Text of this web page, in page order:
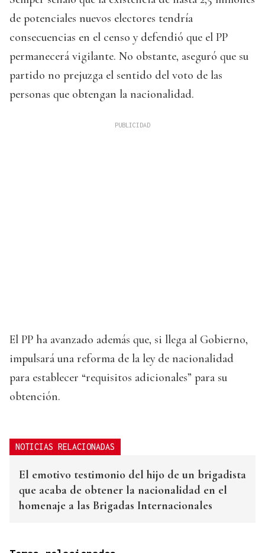
de potenciales nuevos electores tendría
consecuencias en el censo y defendió que el PP
permanecerá vigilante. No obstante, aseguró que su
partido no prejuzga el sentido del voto de las
personas que obtengan la nacionalidad.
El PP ha avanzado además que, si llega al Gobierno,
impulsará una reforma de la ley de nacionalidad
para establecer “requisitos adicionales” para su
obtención.
NOTICIAS RELACIONADAS
El emotivo testimonio del hijo de un brigadista
que acaba de obtener la nacionalidad en el
homenaje a las Brigadas Internacionales